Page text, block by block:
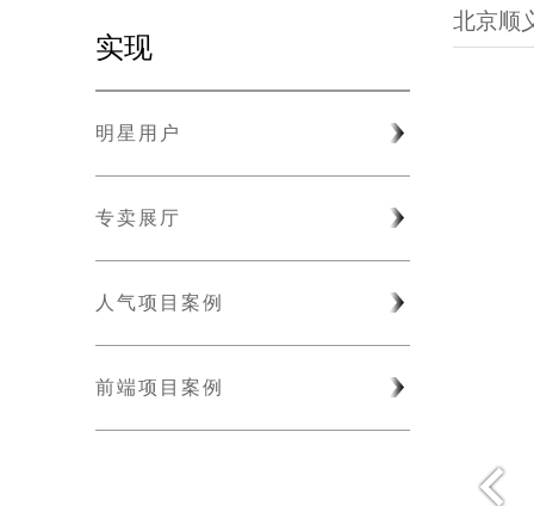
实现
明星用户
专卖展厅
人气项目案例
前端项目案例
北京顺